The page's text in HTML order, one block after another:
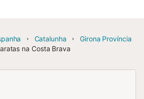
Catalunha
Girona Província
na Costa Brava